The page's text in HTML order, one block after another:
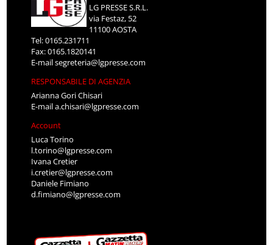
LG PRESSE S.R.L.
via Festaz, 52
11100 AOSTA
Tel: 0165.231711
Fax: 0165.1820141
E-mailsegreteria@lgpresse.com
RESPONSABILE DI AGENZIA
Arianna Gori Chisari
E-maila.chisari@lgpresse.com
Account
Luca Torino
l.torino@lgpresse.com
Ivana Cretier
i.cretier@lgpresse.com
Daniele Fimiano
d.fimiano@lgpresse.com